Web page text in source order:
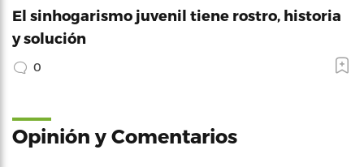
El sinhogarismo juvenil tiene rostro, historia
y solución
0
Opinión y Comentarios